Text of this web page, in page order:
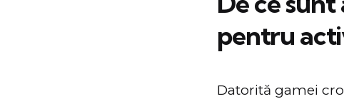
pentru
Datorită gamei